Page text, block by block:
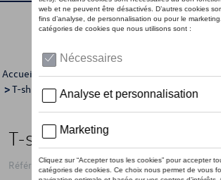
Accueil >Pour vous >Golf Collection >
>T-shirts/polo's >Hommes > Détail
T-shirt VW Golf, bleu - L
Référence: 5HG084200C 530